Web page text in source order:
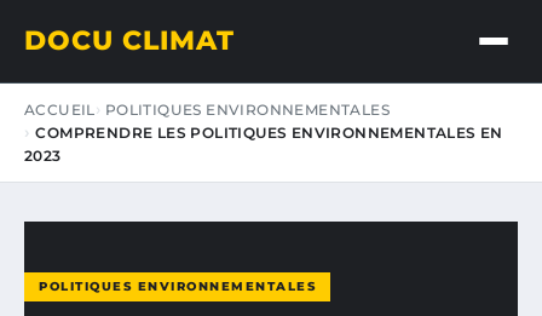
DOCU CLIMAT
ACCUEIL
POLITIQUES ENVIRONNEMENTALES
COMPRENDRE LES POLITIQUES ENVIRONNEMENTALES EN
2023
POLITIQUES ENVIRONNEMENTALES